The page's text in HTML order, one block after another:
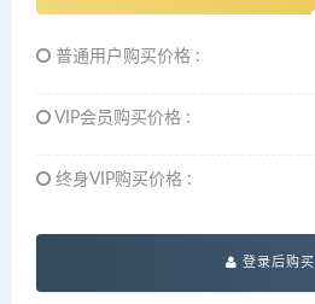
普通用户购买价格 :
VIP会员购买价格 :
终身VIP购买价格 :
登录后购买